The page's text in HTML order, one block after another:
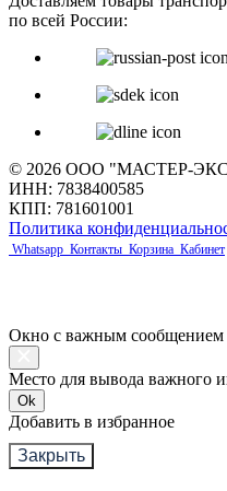
по всей России:
© 2026 ООО "МАСТЕР-
ИНН: 7838400585
КПП: 781601001
Политика
Whatsapp Контакты Корзина Кабинет
Окно с важным сообщением
Место для вывода важного
Ok
Добавить в избранное
Закрыть